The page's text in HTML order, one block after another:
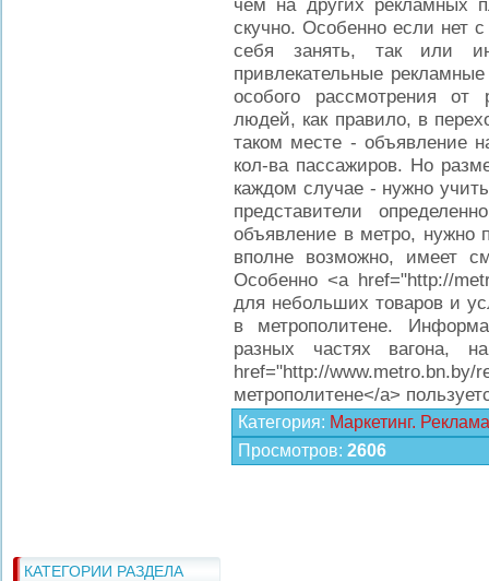
КАТЕГОРИИ РАЗДЕЛА
чем на других рекламных
скучно. Особенно если нет
себя занять, так или
привлекательные
особого рассмотрения
людей, как правило, в
таком месте - объявление
кол-ва пассажиров. Но
каждом случае - нужно
представители
объявление в метро, нужно
вполне возможно, имеет
Особенно <a href="http://
для небольших товаров и
в метрополитене.
разных частях вагона,
href="http://
метрополитене</a>
Категория: Маркетинг. Реклама
Просмотров: 2606